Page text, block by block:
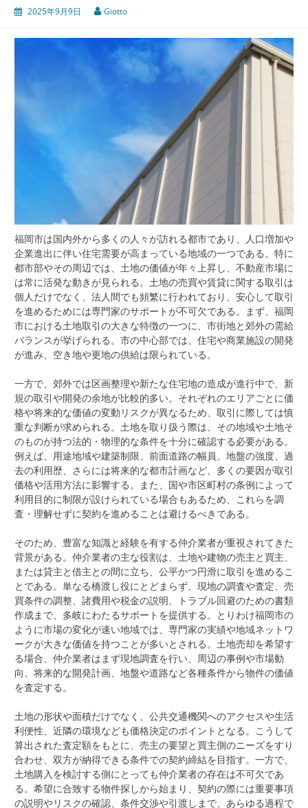
2025年9月9日 Giotto
福岡市は国内外から多くの人々が訪れる都市であり、人口増加や
企業進出に伴い住宅需要が高まっている地域の一つである。 特に
都市部やその周辺では、土地の価値が年々上昇し、不動産市場に
は常に活発な動きが見られる。土地の売買や賃貸に関する取引は
個人だけでなく、法人間でも頻繁に行われており、安心して取引
を進めるためには専門家のサポートが不可欠である。まず、福岡
市における土地取引の大きな特徴の一つに、市街地と郊外の需給
バランスが挙げられる。市の中心部では、住宅や商業施設の開発
が進み、空き地や更地の供給は限られている。
一方で、郊外では区画整理や新たな住宅地の造成が進行中で、新
規の取引や開発の余地が比較的多い。それぞれのエリアごとに価
格や将来的な価値の変動リスクが異なるため、取引に際しては慎
重な判断が求められる。土地を取り扱う際は、その地域や土地そ
のものが持つ法的・物理的な条件を十分に確認する必要がある。
例えば、用途地域や建築制限、前面道路の幅員、地盤の強度、過
去の利用歴、さらには将来的な都市計画など、多くの要因が取引
価格や活用方法に影響する。また、国や市区町村の条例によって
利用目的に制限が設けられている場合もあるため、これらを調
査・理解せずに契約を進めることは避けるべきである。
そのため、豊富な知識と経験を有する仲介業者が重視されてきた
背景がある。仲介業者の主な役割は、土地や建物の売主と買主、
または貸主と借主との間に立ち、公平かつ円滑に取引を進めるこ
とである。単なる橋渡し役にとどまらず、現地の調査や査定、売
買条件の調整、諸費用や税金の説明、トラブル回避のための書類
作成まで、多岐にわたるサポートを提供する。とりわけ福岡市の
ように市場の変化が速い地域では、専門家の実績や地域ネットワ
ークが大きな価値を持つことが多いとされる。土地売却を希望す
る場合、仲介業者はまず現地調査を行い、周辺の事例や市場動
向、将来的な開発計画、地盤や道路など各種条件から物件の価値
を査定する。
土地の形状や面積だけでなく、公共交通機関へのアクセスや生活
利便性、近隣の環境なども価格決定のポイントとなる。こうして
算出された査定額をもとに、売主の要望と買主側のニーズをすり
合わせ、双方が納得できる条件での契約締結を目指す。一方で、
土地購入を検討する側にとっても仲介業者の存在は不可欠であ
る。希望に合致する物件探しから始まり、契約の際には重要事項
の説明やリスクの確認、条件交渉や引渡しまで、あらゆる過程で